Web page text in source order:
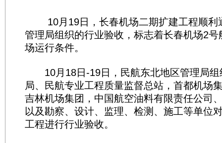
10月19日，长春机场二期扩建工程顺利
管理局组织的行业验收，标志着长春机场2
场运行条件。
10月18日-19日，民航东北地区管理局组
局、民航专业工程质量监督总站，首都机场
吉林机场集团，中国航空油料有限责任公司
以及勘察、设计、监理、检测、施工等单位
工程进行行业验收。